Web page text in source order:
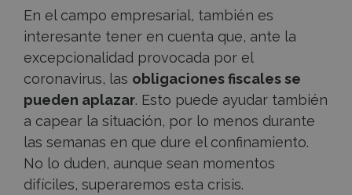
En el campo empresarial, también es
interesante tener en cuenta que, ante la
excepcionalidad provocada por el
coronavirus, las obligaciones fiscales se
pueden aplazar. Esto puede ayudar también
a capear la situación, por lo menos durante
las semanas en que dure el confinamiento.
No lo duden, aunque sean momentos
difíciles, superaremos esta crisis.